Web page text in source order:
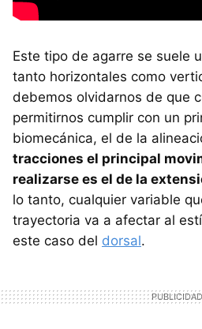
Este tipo de agarre se suele
tanto horizontales como
debemos olvidarnos de que
permitirnos cumplir con un
biomecánica, el de la
tracciones el principal
realizarse es el de la
lo tanto, cualquier variable
trayectoria va a afectar al
este caso del dorsal.